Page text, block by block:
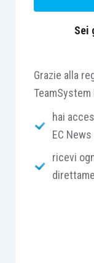
elenchi no
14.1 del
tenute a
Il bando ISI
salute e di
incoraggiare
Sei
Grazie alla
TeamSystem
hai
EC
ricevi